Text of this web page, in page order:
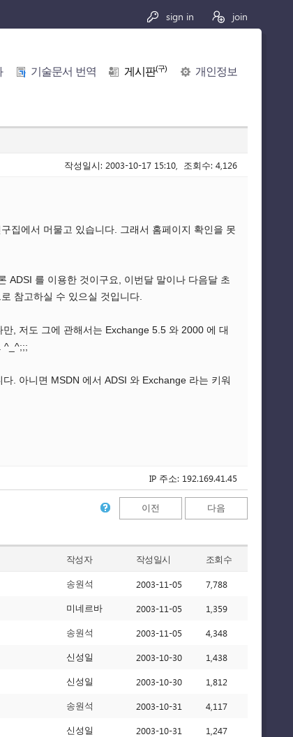
sign in join
기술문서 번역 게시판(구) 개인정보
작성일시: 2003-10-17 15:10, 조회수: 4,126
집에서 머물고 있습니다. 그래서 홈페이지 확인을 못
ADSI 를 이용한 것이구요, 이번달 말이나 다음달 초
참고하실 수 있으실 것입니다.
, 저도 그에 관해서는 Exchange 5.5 와 2000 에 대
^_^;;;
. 아니면 MSDN 에서 ADSI 와 Exchange 라는 키워
IP 주소: 192.169.41.45
이전 다음
작성자 작성일시 조회수
송원석 2003-11-05 7,788
미네르바 2003-11-05 1,359
송원석 2003-11-05 4,348
신성일 2003-10-30 1,438
신성일 2003-10-30 1,812
송원석 2003-10-31 4,117
신성일 2003-10-31 1,247